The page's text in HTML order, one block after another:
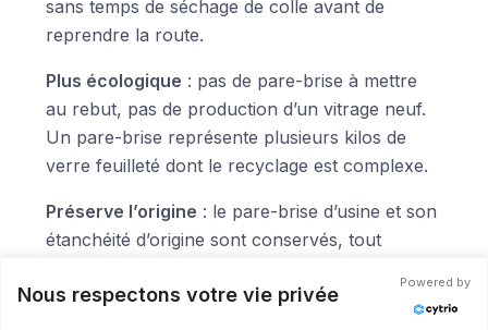
sans temps de séchage de colle avant de
reprendre la route.
Plus écologique : pas de pare-brise à mettre
au rebut, pas de production d’un vitrage neuf.
Un pare-brise représente plusieurs kilos de
verre feuilleté dont le recyclage est complexe.
Préserve l’origine : le pare-brise d’usine et son
étanchéité d’origine sont conservés, tout
Nous respectons votre vie privée
Powered by